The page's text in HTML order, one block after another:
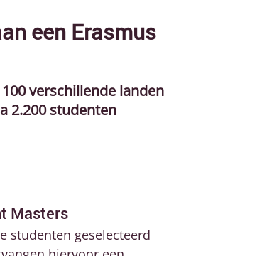
een Erasmus
verschillende landen
2.200 studenten
Masters
studenten geselecteerd